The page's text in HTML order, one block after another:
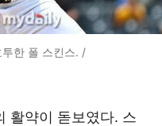
한 폴 스킨스. /
활약이 돋보였다. 스